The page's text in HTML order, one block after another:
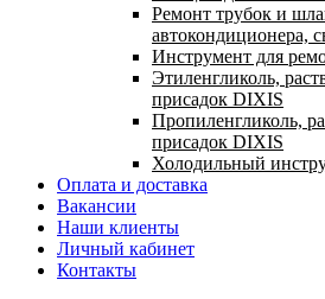
Ремонт трубок и
автокондиционера,
Инструмент для
Этиленгликоль,
присадок DIXIS
Пропиленгликоль,
присадок DIXIS
Холодильный
Оплата и доставка
Вакансии
Наши клиенты
Личный кабинет
Контакты